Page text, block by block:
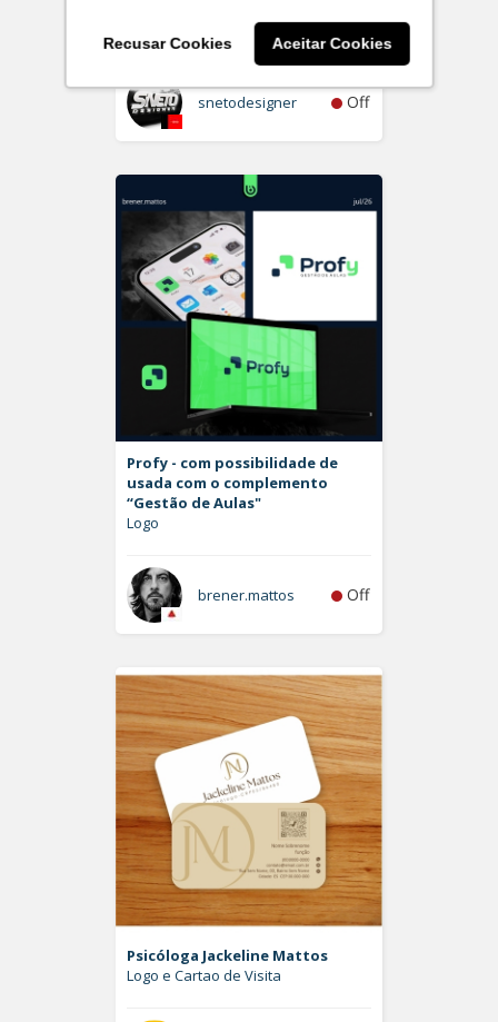
Recusar Cookies Aceitar Cookies
snetodesigner Off
Profy - com possibilidade de
usada com o complemento
“Gestão de Aulas"
Logo
brener.mattos Off
Psicóloga Jackeline Mattos
Logo e Cartao de Visita